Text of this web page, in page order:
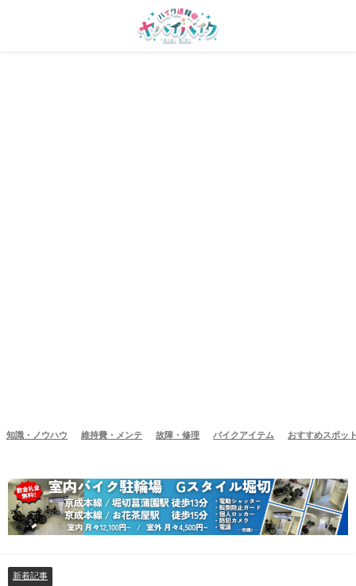
知識・ノウハウ 維持費・メンテ 故障・修理 バイクアイテム おすすめスポッ
新着記事